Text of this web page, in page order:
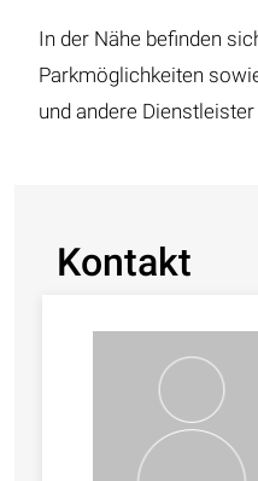
In der Nähe befinden
Parkmöglichkeiten
und andere Dienstleister
Kontakt